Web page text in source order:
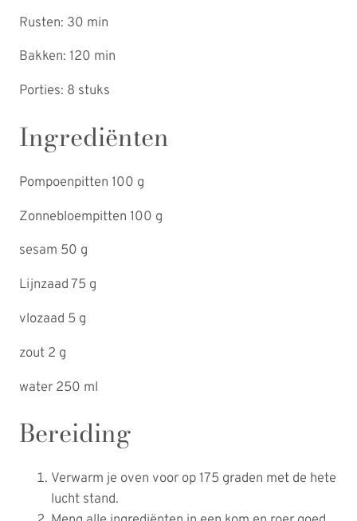
Rusten: 30 min
Bakken: 120 min
Porties: 8 stuks
Ingrediënten
Pompoenpitten 100 g
Zonnebloempitten 100 g
sesam 50 g
Lijnzaad 75 g
vlozaad 5 g
zout 2 g
water 250 ml
Bereiding
Verwarm je oven voor op 175 graden met de hete
lucht stand.